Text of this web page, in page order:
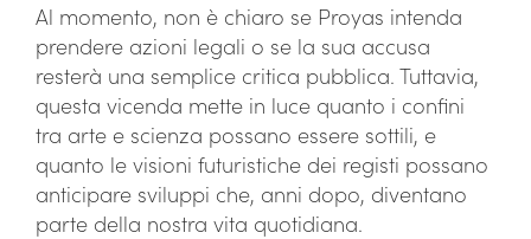
Al momento, non è chiaro se Proyas intenda
prendere azioni legali o se la sua accusa
resterà una semplice critica pubblica. Tuttavia,
questa vicenda mette in luce quanto i confini
tra arte e scienza possano essere sottili, e
quanto le visioni futuristiche dei registi possano
anticipare sviluppi che, anni dopo, diventano
parte della nostra vita quotidiana.